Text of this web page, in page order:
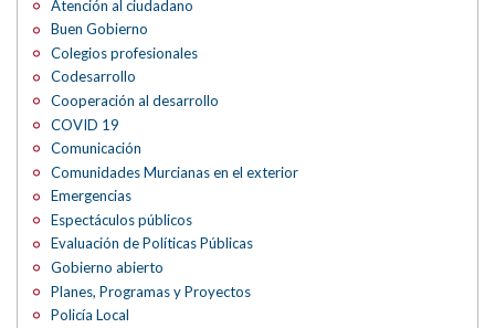
Atención al ciudadano
Buen Gobierno
Colegios profesionales
Codesarrollo
Cooperación al desarrollo
COVID 19
Comunicación
Comunidades Murcianas en el exterior
Emergencias
Espectáculos públicos
Evaluación de Políticas Públicas
Gobierno abierto
Planes, Programas y Proyectos
Policía Local